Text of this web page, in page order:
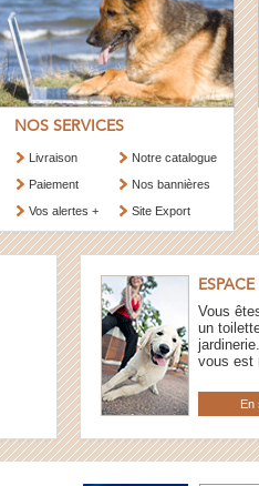
NOS SERVICES
Livraison
Paiement
Vos alertes +
Notre catalogue
Nos bannières
Site Export
Vous
un
vous est
En